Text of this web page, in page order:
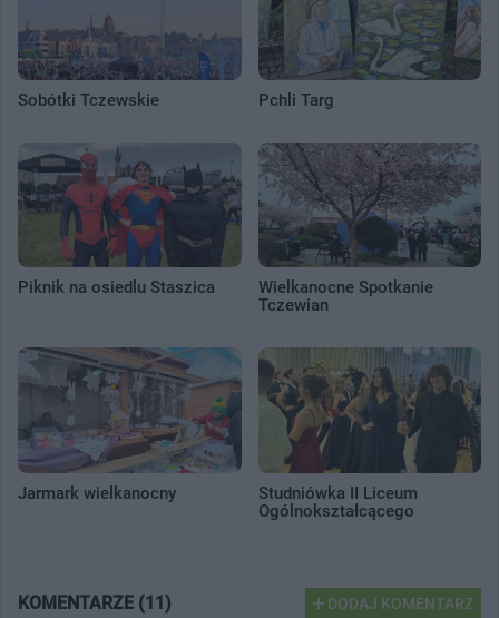
Sobótki Tczewskie Pchli Targ
Piknik na osiedlu Staszica
Wielkanocne Spotkanie
Tczewian
Jarmark wielkanocny
Studniówka II Liceum
Ogólnokształcącego
KOMENTARZE (11) DODAJ KOMENTARZ